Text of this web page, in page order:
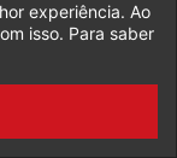
–
e
experiência. Ao
isso. Para saber